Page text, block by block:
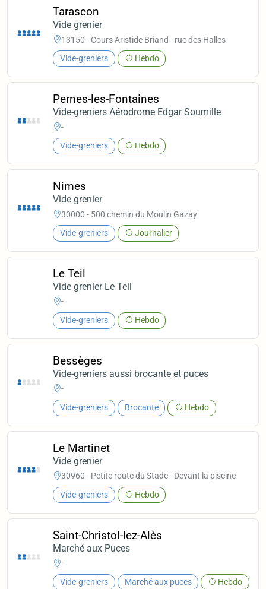
Tarascon
Vide grenier
13150 - Cours Aristide Briand - rue des Halles
Vide-greniers Hebdo
Pernes-les-Fontaines
Vide-greniers Aérodrome Edgar Soumille
-
Vide-greniers Hebdo
Nimes
Vide grenier
30000 - 500 chemin du Moulin Gazay
Vide-greniers Journalier
Le Teil
Vide grenier Le Teil
-
Vide-greniers Hebdo
Bessèges
Vide-greniers aussi brocante et puces
-
Vide-greniers Brocante Hebdo
Le Martinet
Vide grenier
30960 - Petite route du Stade - Devant la piscine
Vide-greniers Hebdo
Saint-Christol-lez-Alès
Marché aux Puces
-
Vide-greniers Marché aux puces Hebdo